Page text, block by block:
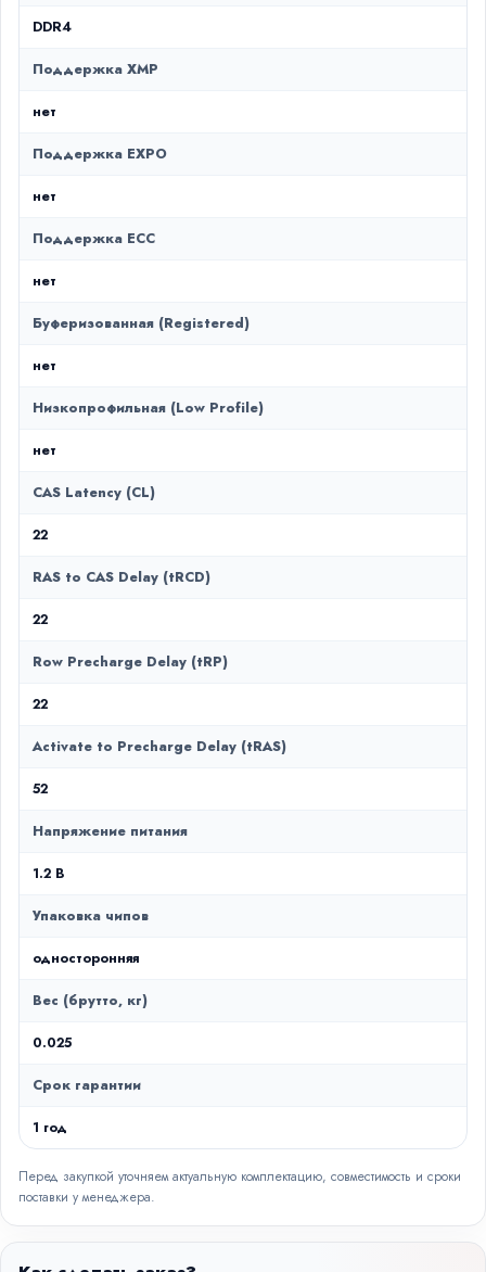
DDR4
Поддержка XMP
нет
Поддержка EXPO
нет
Поддержка ECC
нет
Буферизованная (Registered)
нет
Низкопрофильная (Low Profile)
нет
CAS Latency (CL)
22
RAS to CAS Delay (tRCD)
22
Row Precharge Delay (tRP)
22
Activate to Precharge Delay (tRAS)
52
Напряжение питания
1.2 В
Упаковка чипов
односторонняя
Вес (брутто, кг)
0.025
Срок гарантии
1 год
Перед закупкой уточняем актуальную комплектацию, совместимость и сроки
поставки у менеджера.